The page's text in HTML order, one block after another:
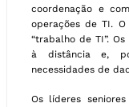
coordenação e
operações de TI.
“trabalho de TI”.
à distância e,
necessidades de
Os líderes